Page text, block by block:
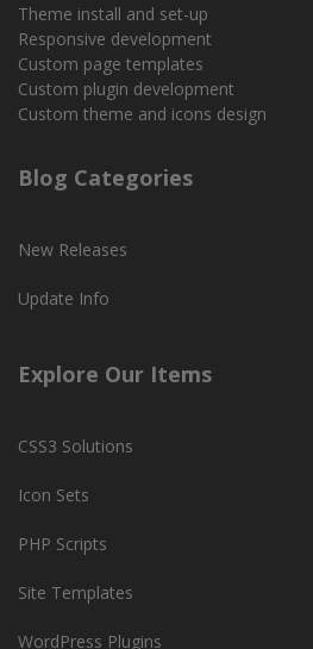
Theme install and set-up
Responsive development
Custom page templates
Custom plugin development
Custom theme and icons design
Blog Categories
New Releases
Update Info
Explore Our Items
CSS3 Solutions
Icon Sets
PHP Scripts
Site Templates
WordPress Plugins